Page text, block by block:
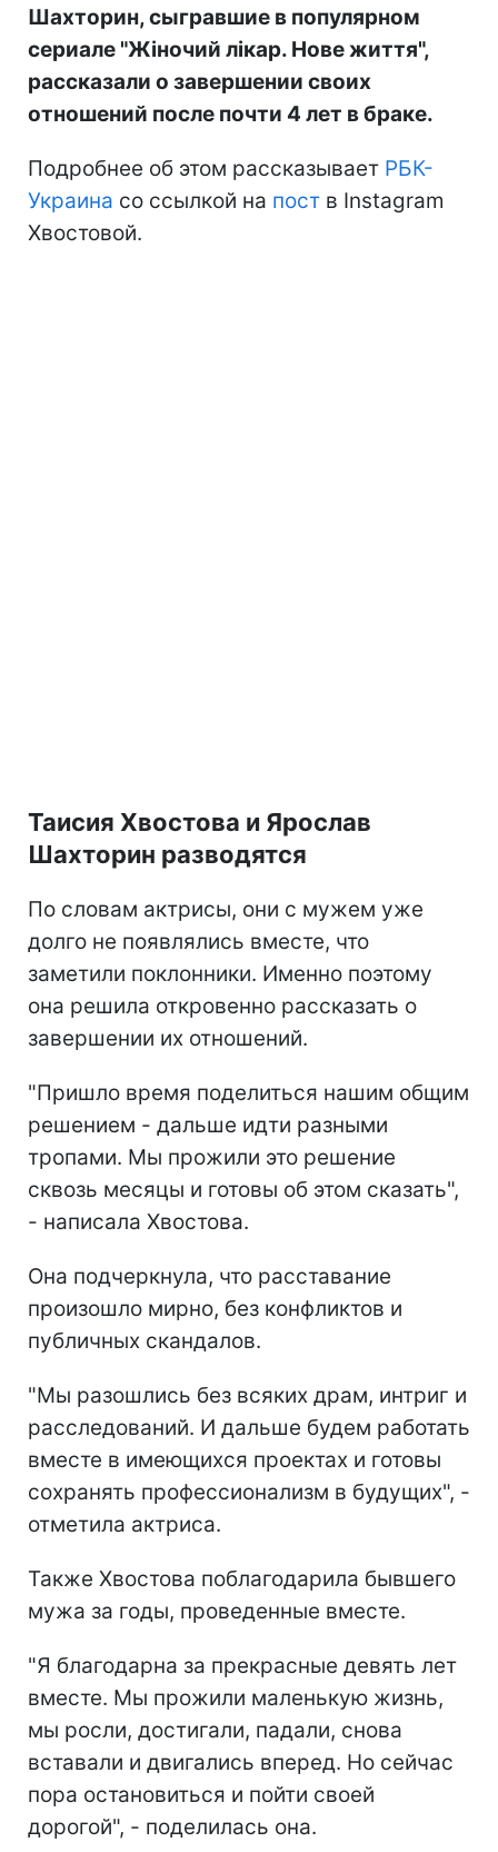
Шахторин, сыгравшие в популярном
сериале "Жіночий лікар. Нове життя",
рассказали о завершении своих
отношений после почти 4 лет в браке.
Подробнее об этом рассказывает РБК-
Украина со ссылкой на пост в Instagram
Хвостовой.
Таисия Хвостова и Ярослав
Шахторин разводятся
По словам актрисы, они с мужем уже
долго не появлялись вместе, что
заметили поклонники. Именно поэтому
она решила откровенно рассказать о
завершении их отношений.
"Пришло время поделиться нашим общим
решением - дальше идти разными
тропами. Мы прожили это решение
сквозь месяцы и готовы об этом сказать",
- написала Хвостова.
Она подчеркнула, что расставание
произошло мирно, без конфликтов и
публичных скандалов.
"Мы разошлись без всяких драм, интриг и
расследований. И дальше будем работать
вместе в имеющихся проектах и готовы
сохранять профессионализм в будущих", -
отметила актриса.
Также Хвостова поблагодарила бывшего
мужа за годы, проведенные вместе.
"Я благодарна за прекрасные девять лет
вместе. Мы прожили маленькую жизнь,
мы росли, достигали, падали, снова
вставали и двигались вперед. Но сейчас
пора остановиться и пойти своей
дорогой", - поделилась она.